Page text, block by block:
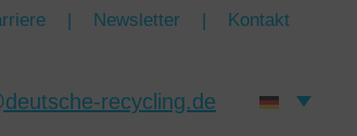
| Newsletter | Kontakt
recycling.de